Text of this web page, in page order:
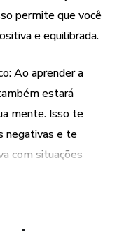
permite que você
e equilibrada.
Ao aprender a
estará
mente. Isso te
negativas e te
com situações